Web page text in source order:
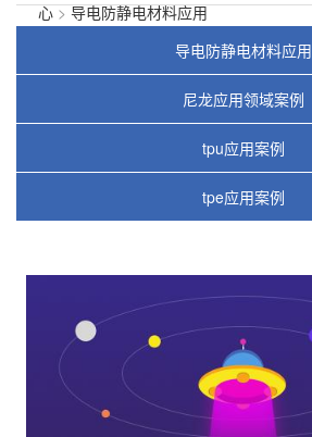
心>导电防静电材料应用
导电防静电材料应用
尼龙应用领域案例
tpu应用案例
tpe应用案例